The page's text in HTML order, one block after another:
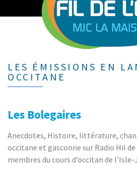
LES ÉMISSIONS EN
OCCITANE
Les Bolegaires
Anecdotes, Histoire, littérature,
occitane et gasconne sur Radio Hil de
membres du cours d’occitan de